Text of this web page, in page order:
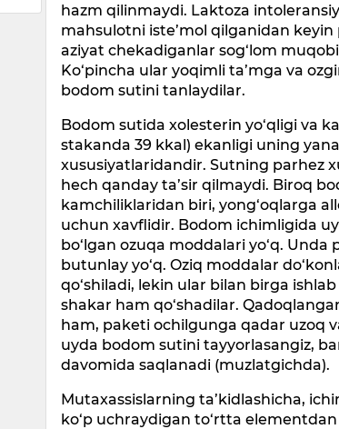
hazm qilinmaydi. Laktoza
mahsulotni iste’mol qilganidan keyin
aziyat chekadiganlar sog‘lom
Ko‘pincha ular yoqimli ta’mga va
bodom sutini tanlaydilar.
Bodom sutida xolesterin yo‘qligi va
stakanda 39 kkal) ekanligi uning
xususiyatlaridandir. Sutning parhez
hech qanday ta’sir qilmaydi. Biroq
kamchiliklaridan biri, yong‘oqlarga
uchun xavflidir. Bodom ichimligida
bo‘lgan ozuqa moddalari yo‘q.
butunlay yo‘q. Oziq moddalar
qo‘shiladi, lekin ular bilan birga
shakar ham qo‘shadilar.
ham, paketi ochilgunga qadar uzoq
uyda bodom sutini tayyorlasangiz,
davomida saqlanadi (muzlatgichda).
Mutaxassislarning ta’kidlashicha,
ko‘p uchraydigan to‘rtta